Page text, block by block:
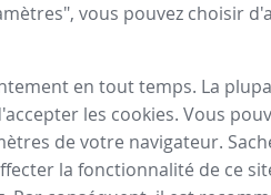
vous pouvez choisir
en tout temps. La
les cookies. Vous
de votre navigateur.
la fonctionnalité de ce